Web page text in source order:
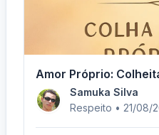
Amor Próprio:
Samuka Silva
Respeito • 21/08/